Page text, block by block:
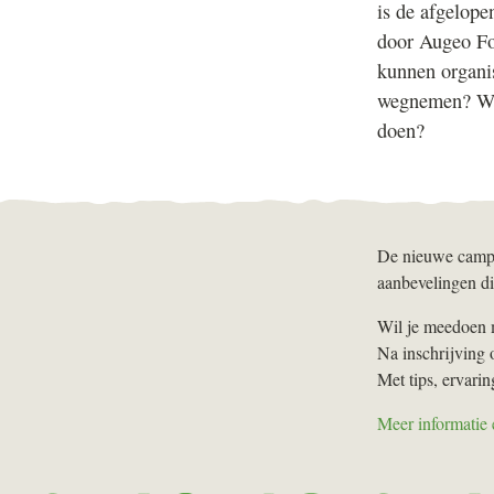
is de
door Augeo
kunnen
wegnemen?
doen?
De nieuwe
aanbevelingen
Wil je meedoen
Na inschrijving
Met tips,
Meer informatie